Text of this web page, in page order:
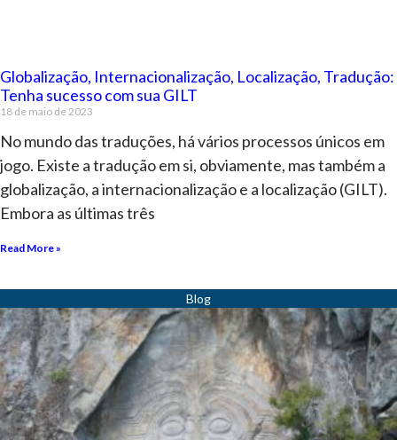
Globalização, Internacionalização, Localização, Tradução:
Tenha sucesso com sua GILT
18 de maio de 2023
No mundo das traduções, há vários processos únicos em
jogo. Existe a tradução em si, obviamente, mas também a
globalização, a internacionalização e a localização (GILT).
Embora as últimas três
Read More »